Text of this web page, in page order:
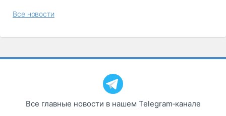
Все новости
Все главные новости в нашем Telegram‑канале